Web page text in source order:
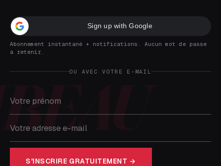
Sign up with Google
Abonnement instantané + notifications. Aucun mot de passe
à retenir.
OU AVEC VOTRE E-MAIL
S'INSCRIRE GRATUITEMENT →